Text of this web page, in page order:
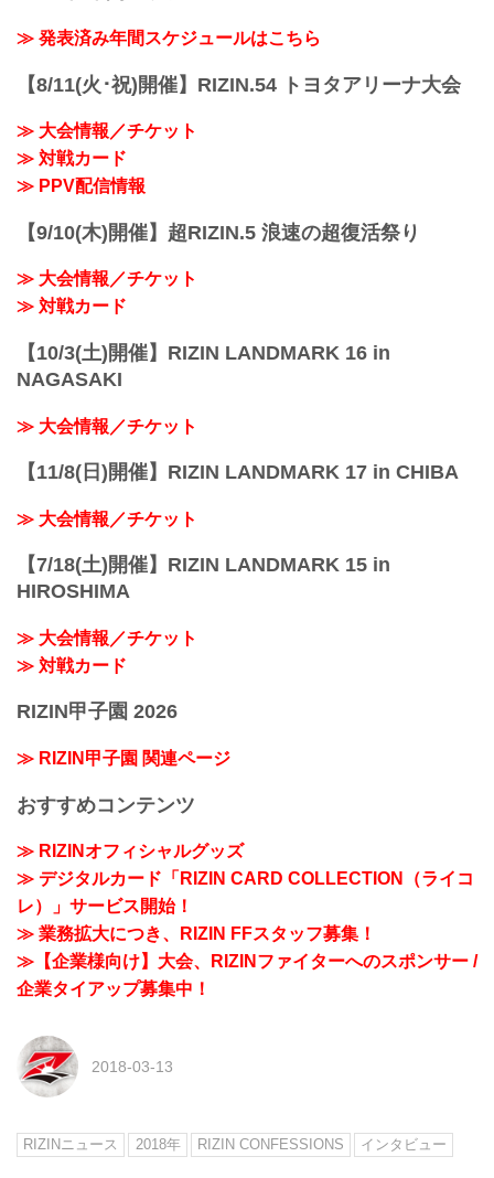
≫ 発表済み年間スケジュールはこちら
【8/11(火･祝)開催】RIZIN.54 トヨタアリーナ大会
≫ 大会情報／チケット
≫ 対戦カード
≫ PPV配信情報
【9/10(木)開催】超RIZIN.5 浪速の超復活祭り
≫ 大会情報／チケット
≫ 対戦カード
【10/3(土)開催】RIZIN LANDMARK 16 in
NAGASAKI
≫ 大会情報／チケット
【11/8(日)開催】RIZIN LANDMARK 17 in CHIBA
≫ 大会情報／チケット
【7/18(土)開催】RIZIN LANDMARK 15 in
HIROSHIMA
≫ 大会情報／チケット
≫ 対戦カード
RIZIN甲子園 2026
≫ RIZIN甲子園 関連ページ
おすすめコンテンツ
≫ RIZINオフィシャルグッズ
≫ デジタルカード「RIZIN CARD COLLECTION（ライコ
レ）」サービス開始！
≫ 業務拡大につき、RIZIN FFスタッフ募集！
≫【企業様向け】大会、RIZINファイターへのスポンサー /
企業タイアップ募集中！
2018-03-13
RIZINニュース 2018年 RIZIN CONFESSIONS インタビュー